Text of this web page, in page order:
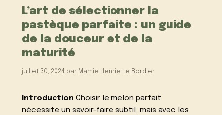
L’art de sélectionner la
pastèque parfaite : un guide
de la douceur et de la
maturité
juillet 30, 2024 par Mamie Henriette Bordier
Introduction Choisir le melon parfait
nécessite un savoir-faire subtil, mais avec les